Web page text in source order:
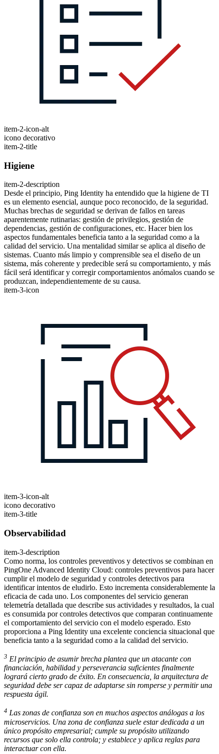
item-2-icon-alt
icono decorativo
item-2-title
Higiene
item-2-description
Desde el principio, Ping Identity ha entendido que la higiene de TI
es un elemento esencial, aunque poco reconocido, de la seguridad.
Muchas brechas de seguridad se derivan de fallos en tareas
aparentemente rutinarias: gestión de privilegios, gestión de
dependencias, gestión de configuraciones, etc. Hacer bien los
aspectos fundamentales beneficia tanto a la seguridad como a la
calidad del servicio. Una mentalidad similar se aplica al diseño de
sistemas. Cuanto más limpio y comprensible sea el diseño de un
sistema, más coherente y predecible será su comportamiento, y más
fácil será identificar y corregir comportamientos anómalos cuando se
produzcan, independientemente de su causa.
item-3-icon
item-3-icon-alt
icono decorativo
item-3-title
Observabilidad
item-3-description
Como norma, los controles preventivos y detectivos se combinan en
PingOne Advanced Identity Cloud: controles preventivos para hacer
cumplir el modelo de seguridad y controles detectivos para
identificar intentos de eludirlo. Esto incrementa considerablemente la
eficacia de cada uno. Los componentes del servicio generan
telemetría detallada que describe sus actividades y resultados, la cual
es consumida por controles detectivos que comparan continuamente
el comportamiento del servicio con el modelo esperado. Esto
proporciona a Ping Identity una excelente conciencia situacional que
beneficia tanto a la seguridad como a la calidad del servicio.
3 El principio de asumir brecha plantea que un atacante con
financiación, habilidad y perseverancia suficientes finalmente
logrará cierto grado de éxito. En consecuencia, la arquitectura de
seguridad debe ser capaz de adaptarse sin romperse y permitir una
respuesta ágil.
4 Las zonas de confianza son en muchos aspectos análogas a los
microservicios. Una zona de confianza suele estar dedicada a un
único propósito empresarial; cumple su propósito utilizando
recursos que solo ella controla; y establece y aplica reglas para
interactuar con ella.